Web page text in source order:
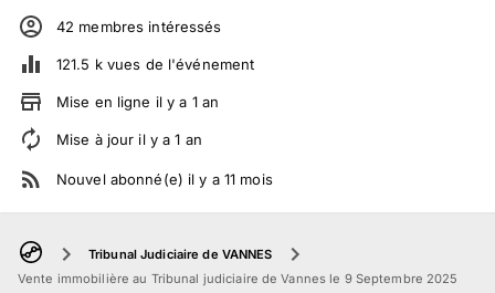
42 membres intéressés
121.5 kvues de l'événement
Mise en ligne il y a 1 an
Mise à jour il y a1 an
Nouvel abonné(e) il y a 11 mois
Tribunal Judiciaire de VANNES
Vente immobilière au Tribunal judiciaire de Vannes le 9 Septembre 2025